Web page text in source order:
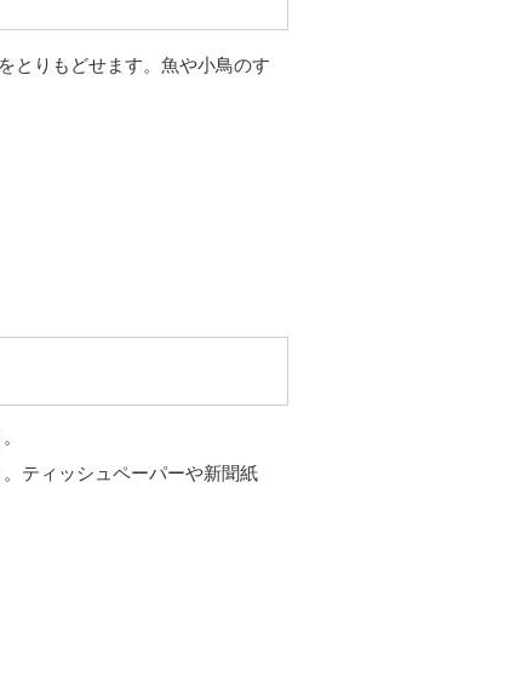
とりもどせます。魚や小鳥のす
ティッシュペーパーや新聞紙